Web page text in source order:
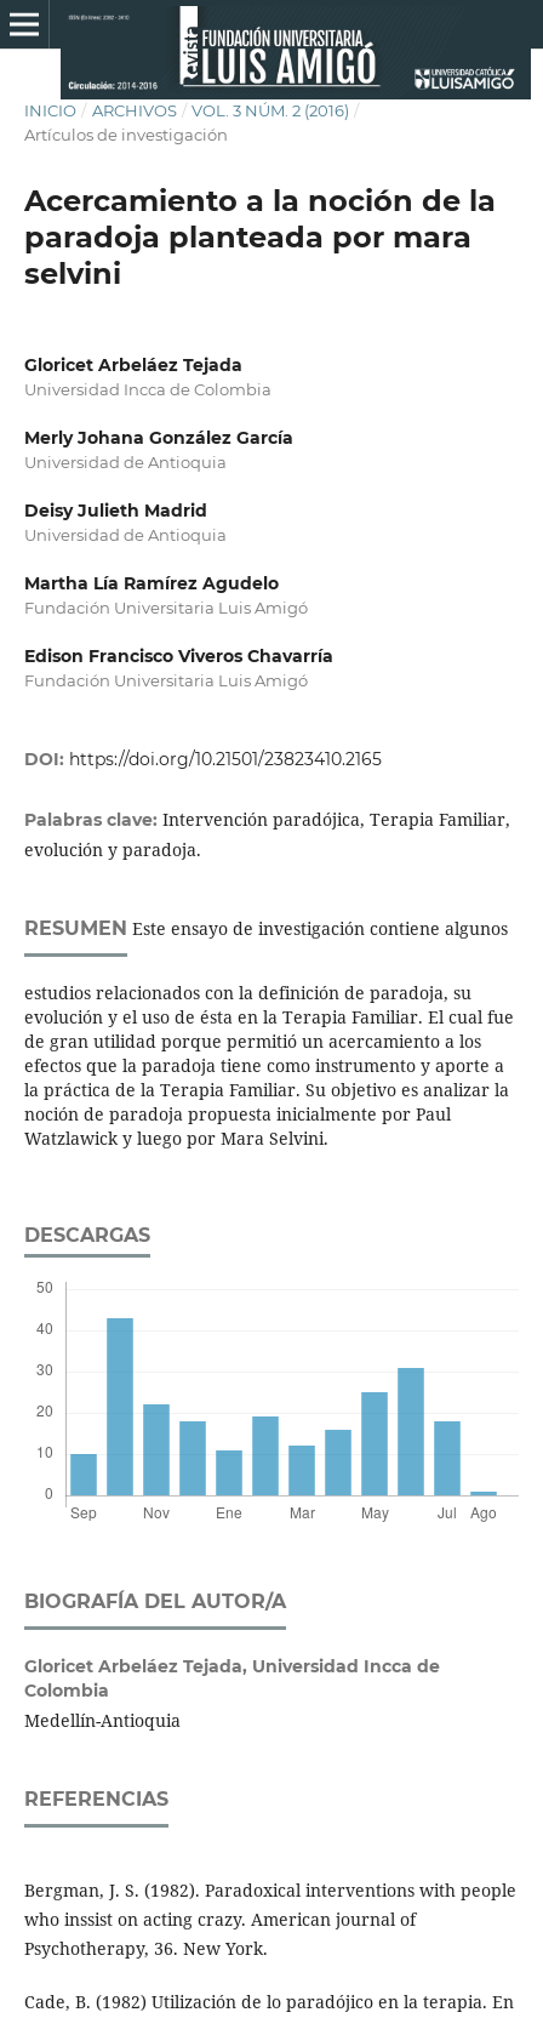
INICIO / ARCHIVOS / VOL. 3 NÚM. 2 (2016) /
Artículos de investigación
Acercamiento a la noción de la
paradoja planteada por mara
selvini
Gloricet Arbeláez Tejada
Universidad Incca de Colombia
Merly Johana González García
Universidad de Antioquia
Deisy Julieth Madrid
Universidad de Antioquia
Martha Lía Ramírez Agudelo
Fundación Universitaria Luis Amigó
Edison Francisco Viveros Chavarría
Fundación Universitaria Luis Amigó
DOI: https://doi.org/10.21501/23823410.2165
Palabras clave: Intervención paradójica, Terapia Familiar,
evolución y paradoja.
RESUMEN Este ensayo de investigación contiene algunos
estudios relacionados con la definición de paradoja, su
evolución y el uso de ésta en la Terapia Familiar. El cual fue
de gran utilidad porque permitió un acercamiento a los
efectos que la paradoja tiene como instrumento y aporte a
la práctica de la Terapia Familiar. Su objetivo es analizar la
noción de paradoja propuesta inicialmente por Paul
Watzlawick y luego por Mara Selvini.
DESCARGAS
BIOGRAFÍA DEL AUTOR/A
Gloricet Arbeláez Tejada, Universidad Incca de
Colombia
Medellín-Antioquia
REFERENCIAS
Bergman, J. S. (1982). Paradoxical interventions with people
who inssist on acting crazy. American journal of
Psychotherapy, 36. New York.
Cade, B. (1982) Utilización de lo paradójico en la terapia. En